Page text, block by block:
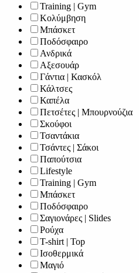
Training | Gym
Κολύμβηση
Μπάσκετ
Ποδόσφαιρο
Ανδρικά
Αξεσουάρ
Γάντια | Κασκόλ
Κάλτσες
Καπέλα
Πετσέτες | Μπουρνούζια
Σκούφοι
Τσαντάκια
Τσάντες | Σάκοι
Παπούτσια
Lifestyle
Training | Gym
Μπάσκετ
Ποδόσφαιρο
Σαγιονάρες | Slides
Ρούχα
T-shirt | Top
Ισοθερμικά
Μαγιό